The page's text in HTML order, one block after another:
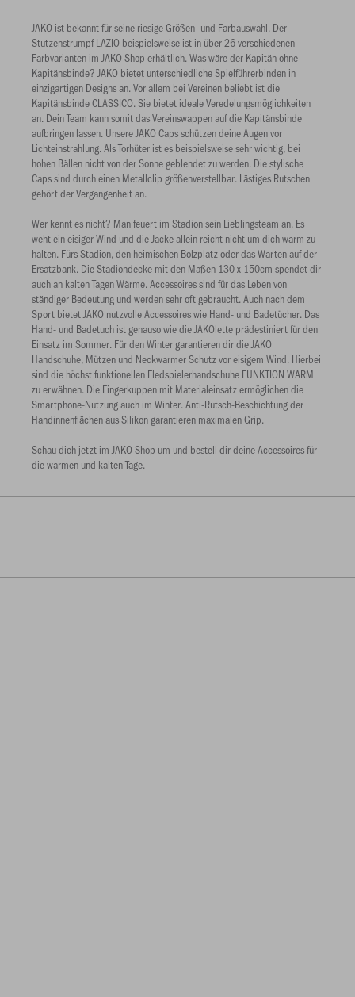
JAKO ist bekannt für seine riesige Größen- und Farbauswahl. Der
Stutzenstrumpf LAZIO beispielsweise ist in über 26 verschiedenen
Farbvarianten im JAKO Shop erhältlich. Was wäre der Kapitän ohne
Kapitänsbinde? JAKO bietet unterschiedliche Spielführerbinden in
einzigartigen Designs an. Vor allem bei Vereinen beliebt ist die
Kapitänsbinde CLASSICO. Sie bietet ideale Veredelungsmöglichkeiten
an. Dein Team kann somit das Vereinswappen auf die Kapitänsbinde
aufbringen lassen. Unsere JAKO Caps schützen deine Augen vor
Lichteinstrahlung. Als Torhüter ist es beispielsweise sehr wichtig, bei
hohen Bällen nicht von der Sonne geblendet zu werden. Die stylische
Caps sind durch einen Metallclip größenverstellbar. Lästiges Rutschen
gehört der Vergangenheit an.
Wer kennt es nicht? Man feuert im Stadion sein Lieblingsteam an. Es
weht ein eisiger Wind und die Jacke allein reicht nicht um dich warm zu
halten. Fürs Stadion, den heimischen Bolzplatz oder das Warten auf der
Ersatzbank. Die Stadiondecke mit den Maßen 130 x 150cm spendet dir
auch an kalten Tagen Wärme. Accessoires sind für das Leben von
ständiger Bedeutung und werden sehr oft gebraucht. Auch nach dem
Sport bietet JAKO nutzvolle Accessoires wie Hand- und Badetücher. Das
Hand- und Badetuch ist genauso wie die JAKOlette prädestiniert für den
Einsatz im Sommer. Für den Winter garantieren dir die JAKO
Handschuhe, Mützen und Neckwarmer Schutz vor eisigem Wind. Hierbei
sind die höchst funktionellen Fledspielerhandschuhe FUNKTION WARM
zu erwähnen. Die Fingerkuppen mit Materialeinsatz ermöglichen die
Smartphone-Nutzung auch im Winter. Anti-Rutsch-Beschichtung der
Handinnenflächen aus Silikon garantieren maximalen Grip.
Schau dich jetzt im JAKO Shop um und bestell dir deine Accessoires für
die warmen und kalten Tage.